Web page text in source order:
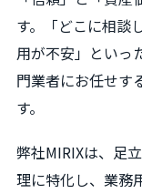
す。「どこに相談
用が不安」といっ
門業者にお任せす
す。
弊社MIRIXは、足
理に特化し、業務